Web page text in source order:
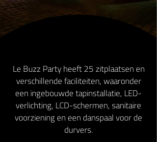
Le Buzz Party heeft 25 zitplaatsen en
verschillende faciliteiten, waaronder
een ingebouwde tapinstallatie, LED-
verlichting, LCD-schermen, sanitaire
voorziening en een danspaal voor de
durvers.